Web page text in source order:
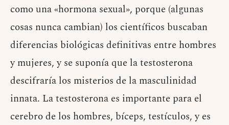
como una «hormona sexual», porque (algunas
cosas nunca cambian) los científicos buscaban
diferencias biológicas definitivas entre hombres
y mujeres, y se suponía que la testosterona
descifraría los misterios de la masculinidad
innata. La testosterona es importante para el
cerebro de los hombres, bíceps, testículos, y es